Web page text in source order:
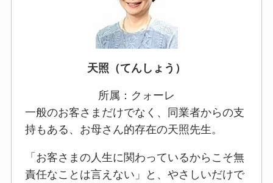
天照（てんしょう）
所属：クォーレ
一般のお客さまだけでなく、同業者からの支
持もある、お母さん的存在の天照先生。
「お客さまの人生に関わっているからこそ無
責任なことは言えない」と、やさしいだけで